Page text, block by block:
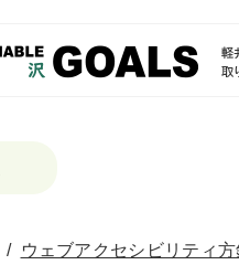
ウェブアクセシビリティ方